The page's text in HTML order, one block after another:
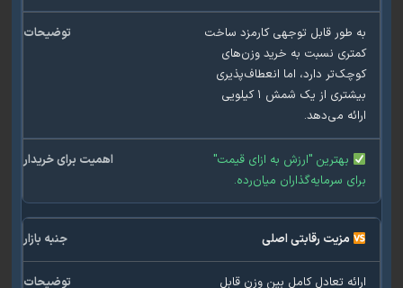
طور قابل توجهی کارمزد ساخت
نسبت به خرید وزن‌های
دارد، اما انعطاف‌پذیری
بیشتری از یک شمش ۱ کیلویی
می‌دهد.
بهترین "ارزش به ازای قیمت"
سرمایه‌گذاران میان‌رده.
مزیت رقابتی اصلی
تعادل کامل بین وزن قابل